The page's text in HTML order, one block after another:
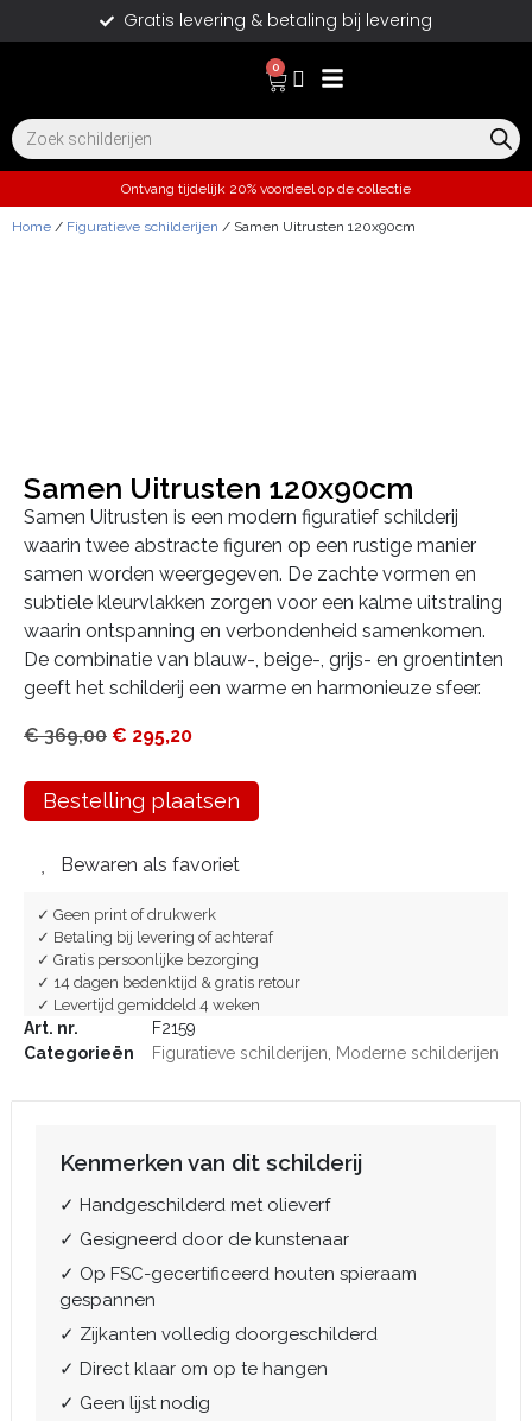
Gratis levering & betaling bij levering
0
Ontvang tijdelijk 20% voordeel op de collectie
Home / Figuratieve schilderijen / Samen Uitrusten 120x90cm
Samen Uitrusten 120x90cm
Samen Uitrusten is een modern figuratief schilderij
waarin twee abstracte figuren op een rustige manier
samen worden weergegeven. De zachte vormen en
subtiele kleurvlakken zorgen voor een kalme uitstraling
waarin ontspanning en verbondenheid samenkomen.
De combinatie van blauw-, beige-, grijs- en groentinten
geeft het schilderij een warme en harmonieuze sfeer.
€369,00 € 295,20
Bestelling plaatsen
Bewaren als favoriet
✓ Geen print of drukwerk
✓ Betaling bij levering of achteraf
✓ Gratis persoonlijke bezorging
✓ 14 dagen bedenktijd & gratis retour
✓ Levertijd gemiddeld 4 weken
Art. nr.
F2159
Categorieën
Figuratieve schilderijen Moderne schilderijen
Kenmerken van dit schilderij
✓ Handgeschilderd met olieverf
✓ Gesigneerd door de kunstenaar
✓ Op FSC-gecertificeerd houten spieraam
gespannen
✓ Zijkanten volledig doorgeschilderd
✓ Direct klaar om op te hangen
✓ Geen lijst nodig